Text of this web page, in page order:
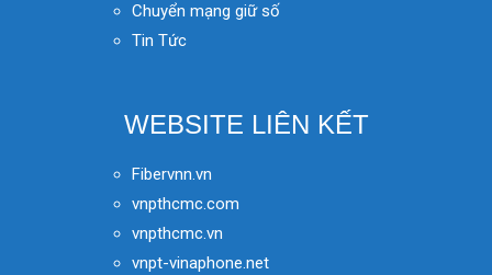
Chuyển mạng giữ số
Tin Tức
WEBSITE LIÊN KẾT
Fibervnn.vn
vnpthcmc.com
vnpthcmc.vn
vnpt-vinaphone.net